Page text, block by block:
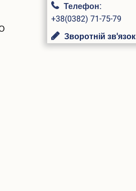
Телефон:
+38(0382) 71-75-79
Зворотній зв'язок